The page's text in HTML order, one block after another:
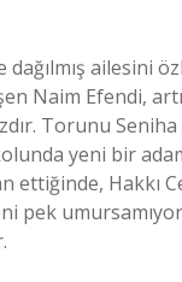
dağılmış ailesini
Naim Efendi,
Torunu Seniha
yeni bir
ettiğinde, Hakkı
pek